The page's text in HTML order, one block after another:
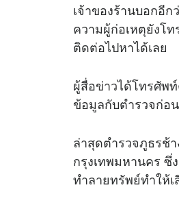
เจ้าของร้านบอกอีก
ความผู้ก่อเหตุยังโ
ติดต่อไปหาได้เลย
ผู้สื่อข่าวได้โทรศัพ
ข้อมูลกับตำรวจก่อ
ล่าสุดตำรวจภูธรช้
กรุงเทพมหานคร ซึ่
ทำลายทรัพย์ทำให้